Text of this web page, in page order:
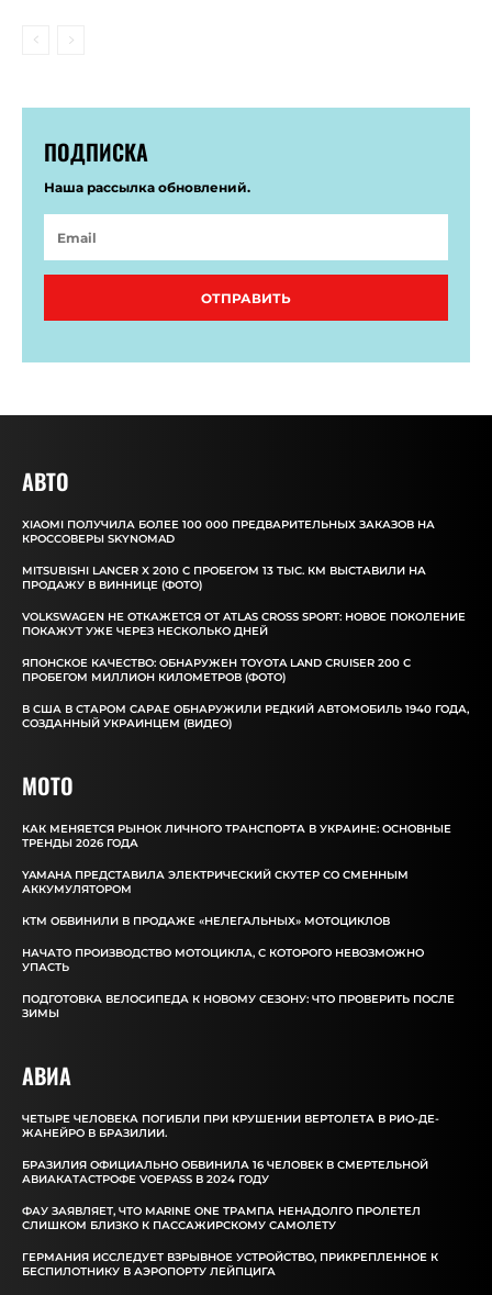
ПОДПИСКА
Наша рассылка обновлений.
ОТПРАВИТЬ
АВТО
XIAOMI ПОЛУЧИЛА БОЛЕЕ 100 000 ПРЕДВАРИТЕЛЬНЫХ ЗАКАЗОВ НА
КРОССОВЕРЫ SKYNOMAD
MITSUBISHI LANCER X 2010 С ПРОБЕГОМ 13 ТЫС. КМ ВЫСТАВИЛИ НА
ПРОДАЖУ В ВИННИЦЕ (ФОТО)
VOLKSWAGEN НЕ ОТКАЖЕТСЯ ОТ ATLAS CROSS SPORT: НОВОЕ ПОКОЛЕНИЕ
ПОКАЖУТ УЖЕ ЧЕРЕЗ НЕСКОЛЬКО ДНЕЙ
ЯПОНСКОЕ КАЧЕСТВО: ОБНАРУЖЕН TOYOTA LAND CRUISER 200 С
ПРОБЕГОМ МИЛЛИОН КИЛОМЕТРОВ (ФОТО)
В США В СТАРОМ САРАЕ ОБНАРУЖИЛИ РЕДКИЙ АВТОМОБИЛЬ 1940 ГОДА,
СОЗДАННЫЙ УКРАИНЦЕМ (ВИДЕО)
MOTO
КАК МЕНЯЕТСЯ РЫНОК ЛИЧНОГО ТРАНСПОРТА В УКРАИНЕ: ОСНОВНЫЕ
ТРЕНДЫ 2026 ГОДА
YAMAHA ПРЕДСТАВИЛА ЭЛЕКТРИЧЕСКИЙ СКУТЕР СО СМЕННЫМ
АККУМУЛЯТОРОМ
КТМ ОБВИНИЛИ В ПРОДАЖЕ «НЕЛЕГАЛЬНЫХ» МОТОЦИКЛОВ
НАЧАТО ПРОИЗВОДСТВО МОТОЦИКЛА, С КОТОРОГО НЕВОЗМОЖНО
УПАСТЬ
ПОДГОТОВКА ВЕЛОСИПЕДА К НОВОМУ СЕЗОНУ: ЧТО ПРОВЕРИТЬ ПОСЛЕ
ЗИМЫ
АВИА
ЧЕТЫРЕ ЧЕЛОВЕКА ПОГИБЛИ ПРИ КРУШЕНИИ ВЕРТОЛЕТА В РИО-ДЕ-
ЖАНЕЙРО В БРАЗИЛИИ.
БРАЗИЛИЯ ОФИЦИАЛЬНО ОБВИНИЛА 16 ЧЕЛОВЕК В СМЕРТЕЛЬНОЙ
АВИАКАТАСТРОФЕ VOEPASS В 2024 ГОДУ
ФАУ ЗАЯВЛЯЕТ, ЧТО MARINE ONE ТРАМПА НЕНАДОЛГО ПРОЛЕТЕЛ
СЛИШКОМ БЛИЗКО К ПАССАЖИРСКОМУ САМОЛЕТУ
ГЕРМАНИЯ ИССЛЕДУЕТ ВЗРЫВНОЕ УСТРОЙСТВО, ПРИКРЕПЛЕННОЕ К
БЕСПИЛОТНИКУ В АЭРОПОРТУ ЛЕЙПЦИГА